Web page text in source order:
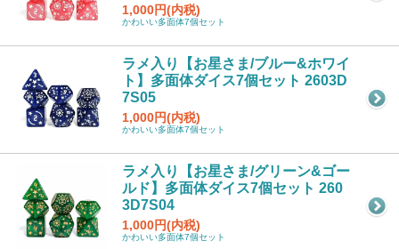
1,000円(内税)
かわいい多面体7個セット
ラメ入り【お星さま/ブルー&ホワイ
ト】多面体ダイス7個セット 2603D
7S05
1,000円(内税)
かわいい多面体7個セット
ラメ入り【お星さま/グリーン&ゴー
ルド】多面体ダイス7個セット 260
3D7S04
1,000円(内税)
かわいい多面体7個セット